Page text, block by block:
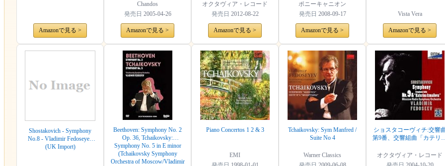
Amazonで見る >
Chandos
発売日 2005-04-26
Amazonで見る >
オクタヴィア・レコード
発売日 2012-08-22
Amazonで見る >
ポニーキャニオン
発売日 2008-09-17
Amazonで見る >
Vista Vera
Amazonで見る >
Shostakovich - Symphony
No.8 - Vladimir Fedoseyev
(UK Import)
Beethoven: Symphony No. 2
Op. 36, Tchaikovsky:
Symphony No. 5 in E minor
(Tchaikovsky Symphony
Orchestra of Moscow/Vladimir
Piano Concertos 1 2 & 3
EMI
Tchaikovsky: Sym Manfred /
Suite No 4
Warner Classics
ショスタコーヴィチ:交響
第9番、交響組曲「カテリ
オクタヴィア・レコード